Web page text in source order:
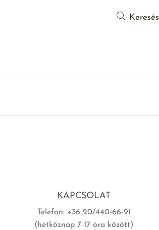
Keresés
KAPCSOLAT
Telefon: +36 20/440-66-91
(hétköznap 7-17 óra között)